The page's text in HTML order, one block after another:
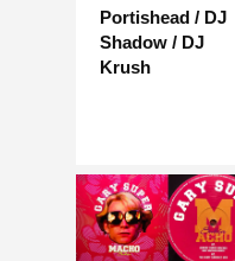
Portishead / DJ
Shadow / DJ
Krush